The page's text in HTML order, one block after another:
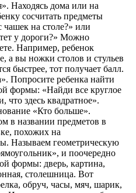
Находясь дома или на
сосчитать предметы
чашек на столе?» или
у дороги?» Можно
Например, ребенок
а вы ножки столов и стульев
быстрее, тот получает балл.
Попросите ребенка найти
формы: «Найди все круглое
что здесь квадратное».
«Кто больше».
в названии предметов в
похожих на
Называем геометрическую
и поочередно
формы: дверь, картина,
столешница. Вот
обруч, часы, мяч, шарик,